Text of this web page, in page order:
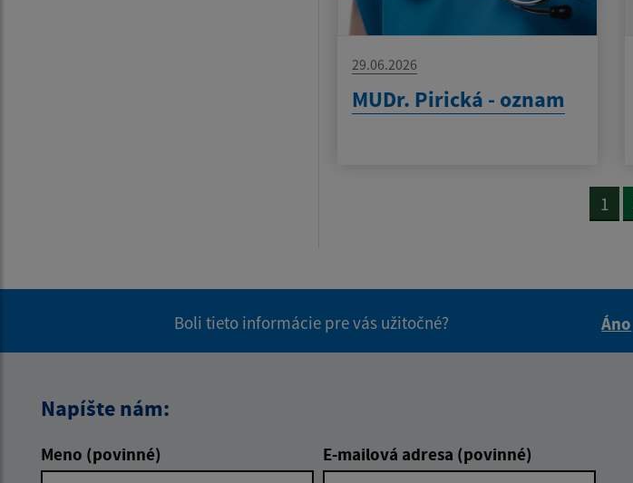
29.06.2026
MUDr. Pirická - oznam
1
Boli tieto informácie pre vás užitočné?
Áno
Napíšte nám:
Meno (povinné) E-mailová adresa (povinné)